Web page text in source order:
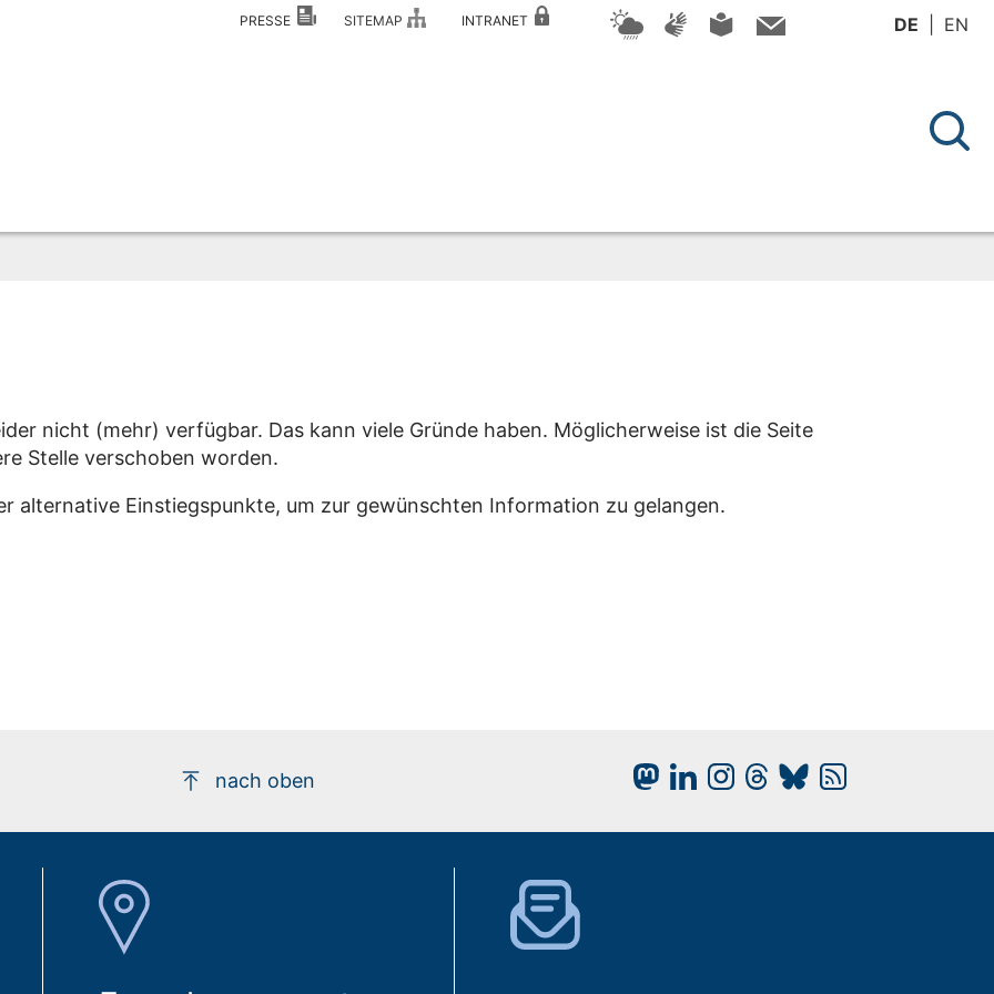
PRESSE SITEMAP INTRANET DE EN
nicht (mehr) verfügbar. Das kann viele Gründe haben. Möglicherweise ist die Seite
Stelle verschoben worden.
alternative Einstiegspunkte, um zur gewünschten Information zu gelangen.
nach oben